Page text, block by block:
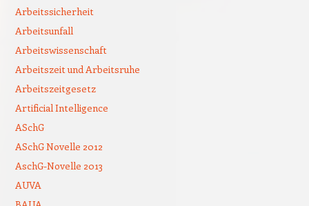
Arbeitssicherheit
Arbeitsunfall
Arbeitswissenschaft
Arbeitszeit und Arbeitsruhe
Arbeitszeitgesetz
Artificial Intelligence
ASchG
ASchG Novelle 2012
AschG-Novelle 2013
AUVA